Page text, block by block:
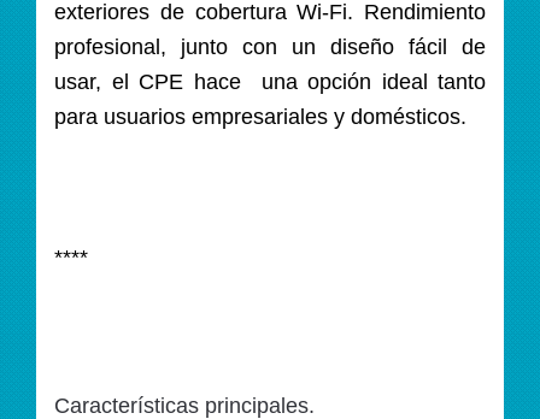
exteriores de cobertura Wi-Fi. Rendimiento
profesional, junto con un diseño fácil de
usar, el CPE hace una opción ideal tanto
para usuarios empresariales y domésticos.
****
Características principales.